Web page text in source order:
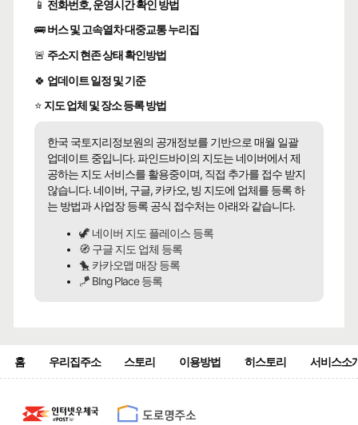
📱 전화번호, 운영시간 확인 방법
🚌버스 및 고속열차 대중교통 누리집
🚨 주소지 현존 상태 확인방법
🍀 업데이트 일정 및 기준
⭐ 지도 업체 및 장소 등록 방법
한국 국토지리정보원의 공개정보를 기반으로 매월 일괄
업데이트 중입니다. 파인드바이의 지도는 네이버에서 제
공하는 지도 서비스를 활용중이며, 직접 추가를 접수 받지
않습니다. 네이버, 구글, 카카오, 빙 지도에 업체를 등록 하
는 방법과 사업장 등록 공식 접수처는 아래와 같습니다.
🦖 네이버 지도 플레이스 등록
🧭 구글 지도 업체 등록
🐤 카카오맵 매장 등록
🪁 BIng Place 등록
홈 우리집주소 스토리 이용방법 히스토리 서비스소